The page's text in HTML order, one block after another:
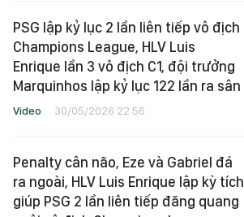
PSG lập kỷ lục 2 lần liên tiếp vô địch
Champions League, HLV Luis
Enrique lần 3 vô địch C1, đội trưởng
Marquinhos lập kỷ lục 122 lần ra sân
Video 30/05/2026 22:56
Penalty cân não, Eze và Gabriel đá
ra ngoài, HLV Luis Enrique lập kỳ tích
giúp PSG 2 lần liên tiếp đăng quang